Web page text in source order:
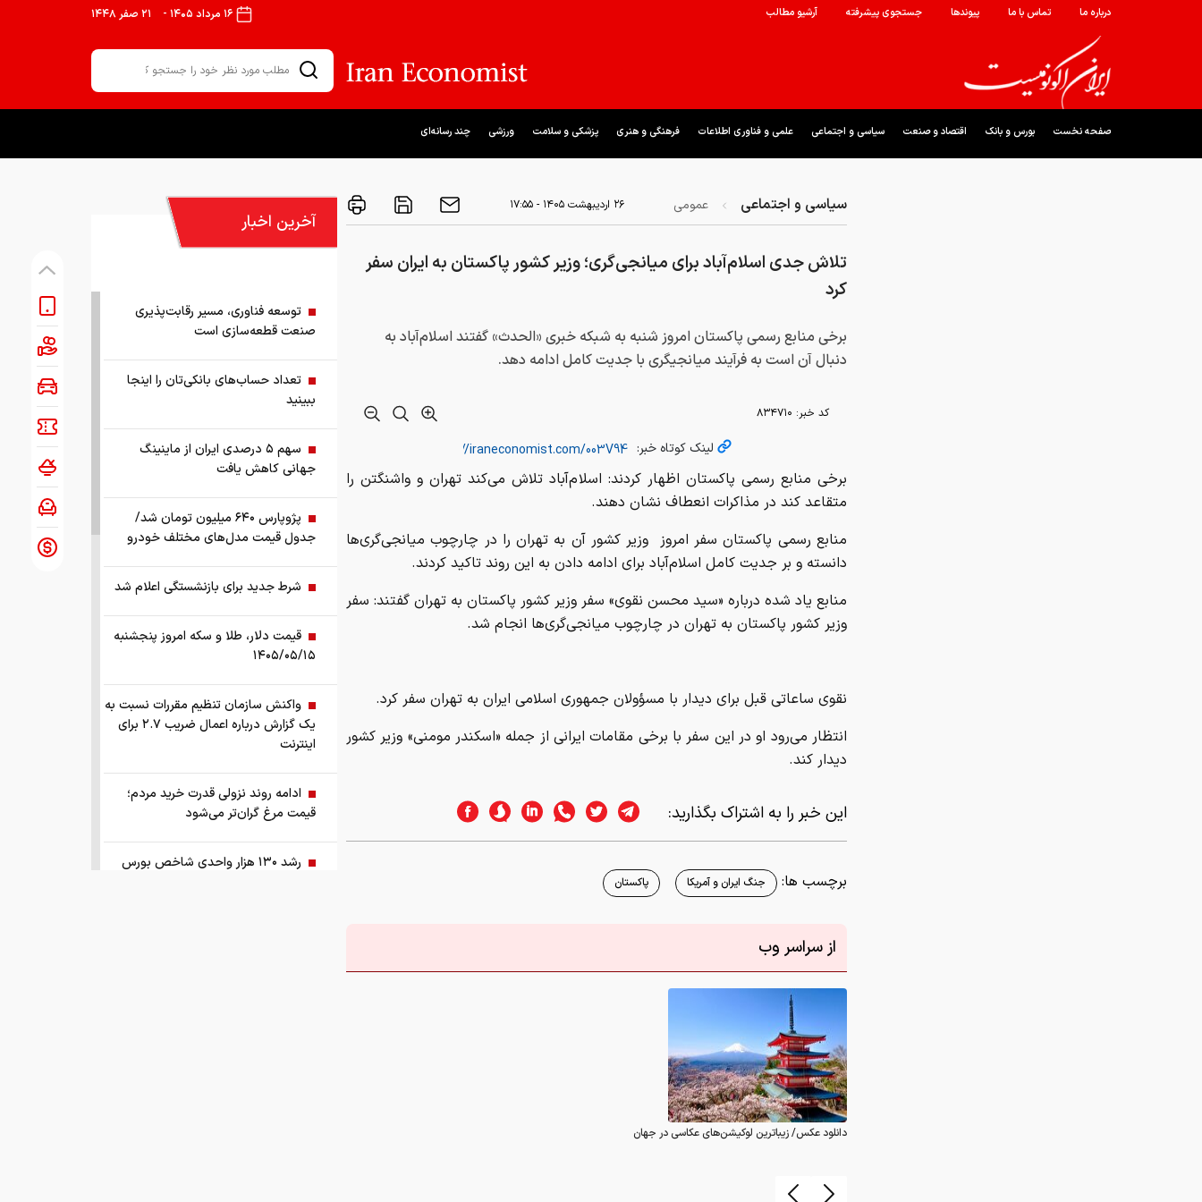
درباره ما تماس با ما پیوندها جستجوی پیشرفته آرشیو مطالب ۱۶ مرداد ۱۴۰۵ - ۲۱ صفر ۱۴۴۸
صفحه نخست بورس و بانک اقتصاد و صنعت سیاسی و اجتماعی علمی و فناوری اطلاعات فرهنگی و هنری پزشکی و سلامت ورزشی چند رسانه‌ای
سیاسی و اجتماعی عمومی ۲۶ ارديبهشت ۱۴۰۵ - ۱۷:۵۵
تلاش جدی اسلام‌آباد برای میانجی‌گری؛ وزیر کشور پاکستان به ایران سفر
کرد
برخی منابع رسمی پاکستان امروز شنبه به شبکه خبری «الحدث» گفتند اسلام‌آباد به
دنبال آن است به فرآیند میانجیگری با جدیت کامل ادامه دهد.
کد خبر: ۸۳۴۷۱۰
لینک کوتاه خبر:
برخی منابع رسمی پاکستان اظهار کردند: اسلام‌آباد تلاش می‌کند تهران و واشنگتن را
متقاعد کند در مذاکرات انعطاف نشان دهند.
منابع رسمی پاکستان سفر امروز وزیر کشور آن به تهران را در چارچوب میانجی‌گری‌ها
دانسته و بر جدیت کامل اسلام‌آباد برای ادامه دادن به این روند تاکید کردند.
منابع یاد شده درباره «سید محسن نقوی» سفر وزیر کشور پاکستان به تهران گفتند: سفر
وزیر کشور پاکستان به تهران در چارچوب میانجی‌گری‌ها انجام شد.
نقوی ساعاتی قبل برای دیدار با مسؤولان جمهوری اسلامی ایران به تهران سفر کرد.
انتظار می‌رود او در این سفر با برخی مقامات ایرانی از جمله «اسکندر مومنی» وزیر کشور
دیدار کند.
این خبر را به اشتراک بگذارید:
برچسب ها: جنگ ایران و آمریکا پاکستان
از سراسر وب
دانلود عکس/ زیباترین لوکیشن‌های عکاسی در جهان
آخرین اخبار
توسعه فناوری، مسیر رقابت‌پذیری
صنعت قطعه‌سازی است
تعداد حساب‌های بانکی‌تان را اینجا
ببینید
سهم ۵ درصدی ایران از ماینینگ
جهانی کاهش یافت
پژوپارس ۶۴۰ میلیون تومان شد/
جدول قیمت مدل‌های مختلف خودرو
شرط جدید برای بازنشستگی اعلام شد
قیمت دلار، طلا و سکه امروز پنجشنبه
۱۴۰۵/۰۵/۱۵
واکنش سازمان تنظیم مقررات نسبت به
یک گزارش درباره اعمال ضریب ۲.۷ برای
اینترنت
ادامه روند نزولی قدرت خرید مردم؛
قیمت مرغ گران‌تر می‌شود
رشد ۱۳۰ هزار واحدی شاخص بورس